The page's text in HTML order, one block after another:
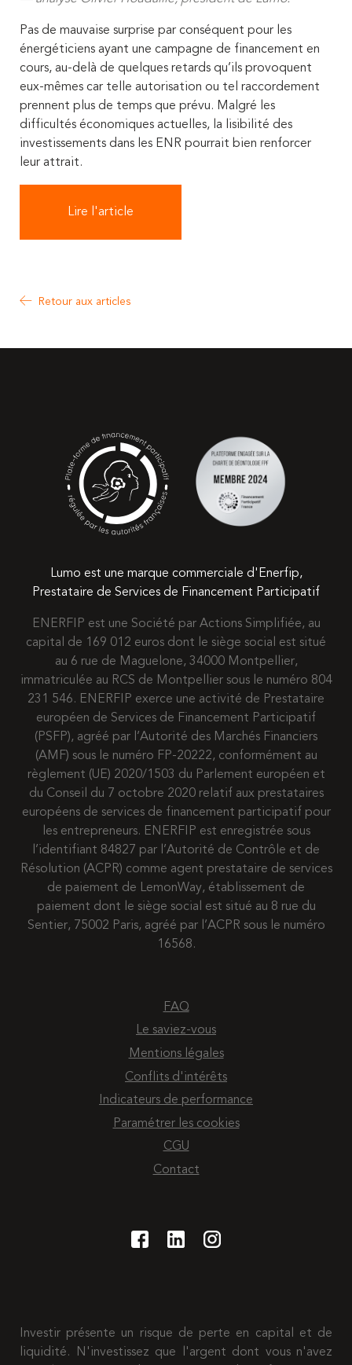
Pas de mauvaise surprise par conséquent pour les
énergéticiens ayant une campagne de financement en
cours, au-delà de quelques retards qu’ils provoquent
eux-mêmes car telle autorisation ou tel raccordement
prennent plus de temps que prévu. Malgré les
difficultés économiques actuelles, la lisibilité des
investissements dans les ENR pourrait bien renforcer
leur attrait.
Lire l'article
Retour aux articles
Lumo est une marque commerciale d'Enerfip,
Prestataire de Services de Financement Participatif
ENERFIP est une Société par Actions Simplifiée, au
capital de 169 012 euros dont le siège social est situé
au 6 rue de Maguelone, 34000 Montpellier,
immatriculée au RCS de Montpellier sous le numéro 804
231 546. ENERFIP exerce une activité de Prestataire
européen de Services de Financement Participatif
(PSFP), agréé par l’Autorité des Marchés Financiers
(AMF) sous le numéro FP-20222, conformément au
règlement (UE) 2020/1503 du Parlement européen et
du Conseil du 7 octobre 2020 relatif aux prestataires
européens de services de financement participatif pour
les entrepreneurs. ENERFIP est enregistrée sous
l’identifiant 84827 par l’Autorité de Contrôle et de
Résolution (ACPR) comme agent prestataire de services
de paiement de LemonWay, établissement de
paiement dont le siège social est situé au 8 rue du
Sentier, 75002 Paris, agréé par l’ACPR sous le numéro
16568.
FAQ
Le saviez-vous
Mentions légales
Conflits d'intérêts
Indicateurs de performance
Paramétrer les cookies
CGU
Contact
Investir présente un risque de perte en capital et de
liquidité. N'investissez que l'argent dont vous n'avez